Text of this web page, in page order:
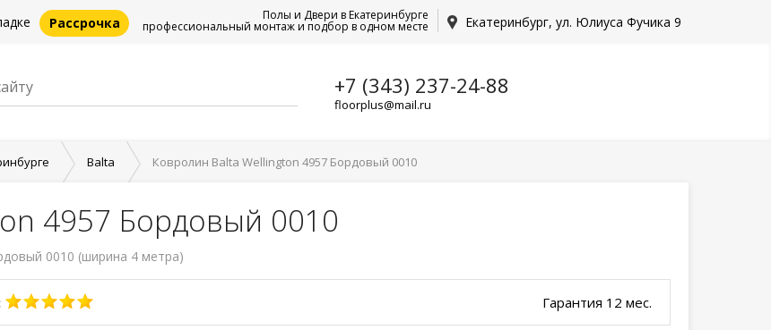
Рассрочка Екатеринбург, ул. Юлиуса Фучика 9
Полы и Двери в Екатеринбурге
профессиональный монтаж и подбор в одном месте
+7 (343) 237-24-88
floorplus@mail.ru
Balta Ковролин Balta Wellington 4957 Бордовый 0010
4957 Бордовый 0010
0010 (ширина 4 метра)
Гарантия 12 мес.